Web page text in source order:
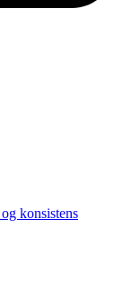
konsistens